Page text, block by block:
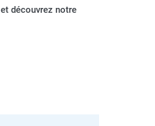
et découvrez notre